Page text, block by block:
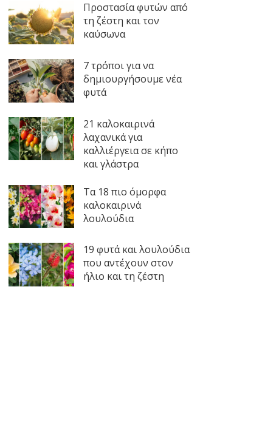
Προστασία φυτών από
τη ζέστη και τον
καύσωνα
7 τρόποι για να
δημιουργήσουμε νέα
φυτά
21 καλοκαιρινά
λαχανικά για
καλλιέργεια σε κήπο
και γλάστρα
Τα 18 πιο όμορφα
καλοκαιρινά
λουλούδια
19 φυτά και λουλούδια
που αντέχουν στον
ήλιο και τη ζέστη